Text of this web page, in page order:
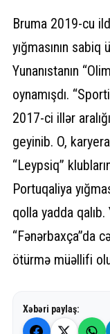
Bruma 2019-cu
yığmasının
Yunanıstanın
oynamışdı.
2017-ci illər
geyinib. O,
“Leypsiq”
Portuqaliya
qolla yadda
“Fənərbaxça”da
ötürmə müəllifi
Xəbəri paylaş: